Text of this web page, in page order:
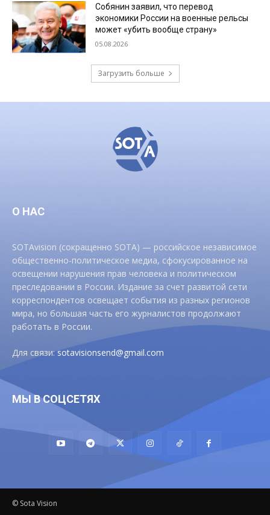
Собянин заявил, что перевод
экономики России на военные рельсы
может «убить вообще страну»
05.08.2026
Загрузить больше
О НАС
SOTAvision (сокращенно SOTA) — российское независимое
общественно-политическое медиа, сфокусированное на
освещении нарушения прав человека и политическом
преследовании в России. Издание за счет развитой сети
корреспондентов освещает события из разных регионов
мира, но большая часть его журналистов продолжают
работать в России.
Для связи:sotavisionsend@gmail.com
МЫ В СОЦСЕТЯХ
© Sota Vision